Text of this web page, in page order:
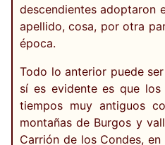
descendientes adoptaron
apellido, cosa, por otra
época.
Todo lo anterior puede
sí es evidente es que los
tiempos muy antiguos
montañas de Burgos y
Carrión de los Condes,